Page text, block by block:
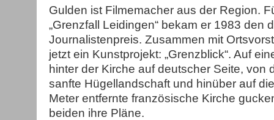
Gulden ist Filmemacher aus der Region.
„Grenzfall Leidingen“ bekam er 1983 den
Journalistenpreis. Zusammen mit
jetzt ein Kunstprojekt: „Grenzblick“. Auf
hinter der Kirche auf deutscher Seite, von
sanfte Hügellandschaft und hinüber auf
Meter entfernte französische Kirche
beiden ihre Pläne.